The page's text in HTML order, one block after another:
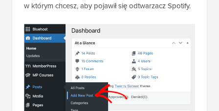
w którym chcesz, aby pojawił się odtwarzacz Spotify.